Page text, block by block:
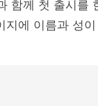
함께 첫 출시를
에 이름과 성이